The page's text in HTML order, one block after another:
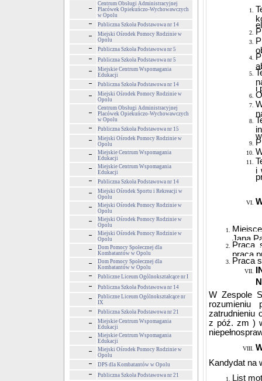
Centrum Obsługi Administracyjnej
Placówek Opiekuńczo-Wychowawczych
w Opolu
Publiczna Szkoła Podstawowa nr 14
Miejski Ośrodek Pomocy Rodzinie w
Opolu
Publiczna Szkoła Podstawowa nr 5
Publiczna Szkoła Podstawowa nr 5
Miejskie Centrum Wspomagania
Edukacji
Publiczna Szkoła Podstawowa nr 14
Miejski Ośrodek Pomocy Rodzinie w
Opolu
Centrum Obsługi Administracyjnej
Placówek Opiekuńczo-Wychowawczych
w Opolu
Publiczna Szkoła Podstawowa nr 15
Miejski Ośrodek Pomocy Rodzinie w
Opolu
Miejskie Centrum Wspomagania
Edukacji
Miejskie Centrum Wspomagania
Edukacji
Publiczna Szkoła Podstawowa nr 14
Miejski Ośrodek Sportu i Rekreacji w
Opolu
Miejski Ośrodek Pomocy Rodzinie w
Opolu
Miejski Ośrodek Pomocy Rodzinie w
Opolu
Miejski Ośrodek Pomocy Rodzinie w
Opolu
Dom Pomocy Społecznej dla
Kombatantów w Opolu
Dom Pomocy Społecznej dla
Kombatantów w Opolu
Publiczne Liceum Ogólnokształcące nr I
Publiczna Szkoła Podstawowa nr 14
Publiczne Liceum Ogólnokształcące nr
IX
Publiczna Szkoła Podstawowa nr 21
Miejskie Centrum Wspomagania
Edukacji
Miejskie Centrum Wspomagania
Edukacji
Miejski Ośrodek Pomocy Rodzinie w
Opolu
DPS dla Kombatantów w Opolu
Publiczna Szkoła Podstawowa nr 21
i
i
Jana
Praca
praca
Praca
W Zespole
rozumieniu
zatrudnieniu
z póź. zm )
Kandydat na
List